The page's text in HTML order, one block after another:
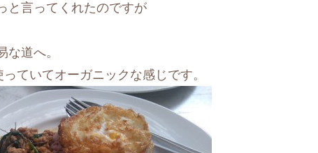
と言ってくれたのですが
道へ。
いてオーガニックな感じです。